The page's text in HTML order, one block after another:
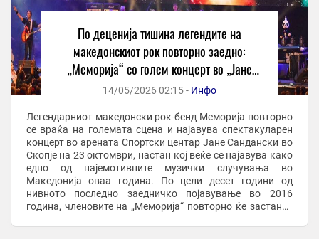
По деценија тишина легендите на
македонскиот рок повторно заедно:
„Меморија“ со голем концерт во „Јане
Сандански“
14/05/2026 02:15 - Инфо
Легендарниот македонски рок-бенд Меморија повторно
се враќа на големата сцена и најавува спектакуларен
концерт во арената Спортски центар Јане Сандански во
Скопје на 23 октомври, настан кој веќе се најавува како
едно од најемотивните музички случувања во
Македонија оваа година. По цели десет години од
нивното последно заедничко појавување во 2016
година, членовите на „Меморија“ повторно ќе застанат